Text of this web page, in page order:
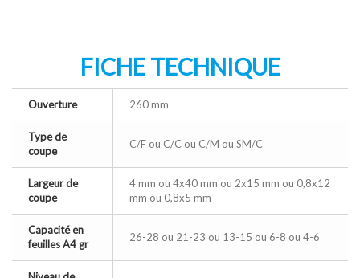
FICHE TECHNIQUE
Ouverture 260 mm
Type de
coupe
C/F ou C/C ou C/M ou SM/C
Largeur de
coupe
4 mm ou 4x40 mm ou 2x15 mm ou 0,8x12
mm ou 0,8x5 mm
Capacité en
feuilles A4 gr
26-28 ou 21-23 ou 13-15 ou 6-8 ou 4-6